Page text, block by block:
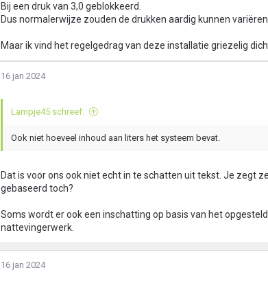
Bij een druk van 3,0 geblokkeerd.
Dus normalerwijze zouden de drukken aardig kunnen
Maar ik vind het regelgedrag van deze installatie griezelig
16 jan 2024
Lampje45 schreef:
Ook niet hoeveel inhoud aan liters het systeem bevat.
Dat is voor ons ook niet echt in te schatten uit tekst. Je zegt
gebaseerd toch?
Soms wordt er ook een inschatting op basis van het
nattevingerwerk.
16 jan 2024